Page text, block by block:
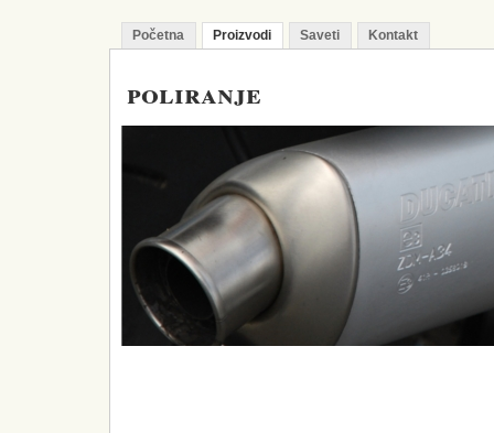
Početna Proizvodi Saveti Kontakt
poliranje